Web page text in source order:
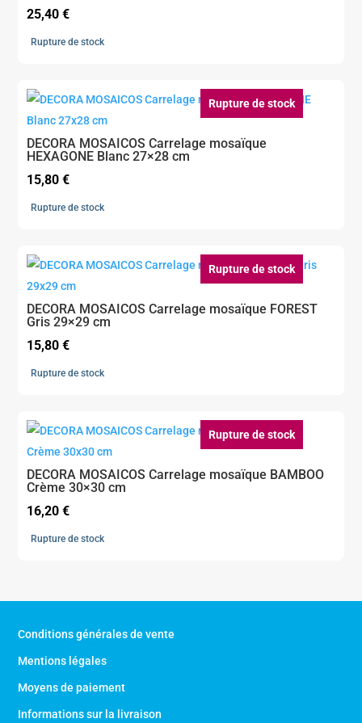
25,40€
Rupture de stock
Rupture de stock
DECORA MOSAICOS Carrelage mosaïque
HEXAGONE Blanc 27×28 cm
15,80€
Rupture de stock
Rupture de stock
DECORA MOSAICOS Carrelage mosaïque FOREST
Gris 29×29 cm
15,80€
Rupture de stock
Rupture de stock
DECORA MOSAICOS Carrelage mosaïque BAMBOO
Crème 30×30 cm
16,20€
Rupture de stock
Conditions générales de vente
Mentions légales
Moyens de paiement
Informations sur la livraison